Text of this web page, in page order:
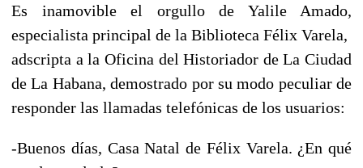
Es inamovible el orgullo de Yalile Amado,
especialista principal de la Biblioteca Félix Varela,
adscripta a la Oficina del Historiador de La Ciudad
de La Habana, demostrado por su modo peculiar de
responder las llamadas telefónicas de los usuarios:
-Buenos días, Casa Natal de Félix Varela. ¿En qué